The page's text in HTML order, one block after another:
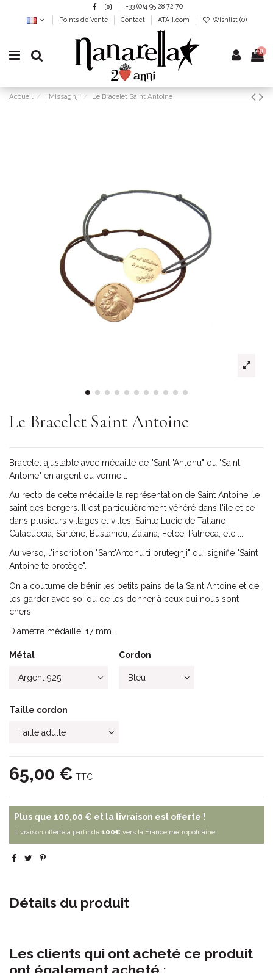
+33 (0)4 95 28 72 70
Points de Vente
Contact ATA-Ï.com Wishlist (0)
0
Accueil I Missaghji Le Bracelet Saint Antoine
Le Bracelet Saint Antoine
Bracelet ajustable avec médaille de "Sant 'Antonu" ou "Saint
Antoine" en argent ou vermeil.
Au recto de cette médaille la représentation de Saint Antoine, le
saint des bergers. Il est particulièrement vénéré dans l'île et ce
dans plusieurs villages et villes: Sainte Lucie de Tallano,
Calacuccia, Sartène, Bustanicu, Zalana, Felce, Palneca, etc ...
Au verso, l'inscription "Sant'Antonu ti pruteghji" qui signifie "Saint
Antoine te protège".
On a coutume de bénir les petits pains de la Saint Antoine et de
les garder avec soi ou de les donner à ceux qui nous sont
chers.
Diamètre médaille: 17 mm.
Métal Cordon
Taille cordon
65,00 € TTC
Plus que 100,00 € et la livraison est offerte !
Livraison offerte à partir de 100€ vers la France métropolitaine.
Détails du produit
Les clients qui ont acheté ce produit
ont également acheté :